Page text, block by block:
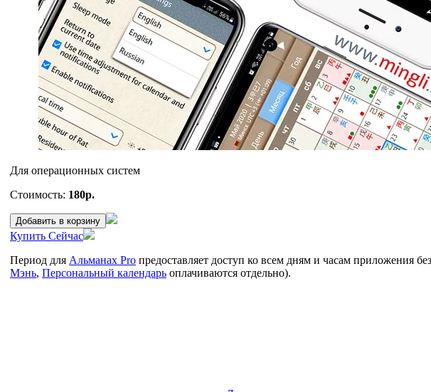
Для операционных систем
Стоимость: 180р.
Добавить в корзину
Купить Сейчас
Период для Альманах Pro предоставляет доступ ко всем дням и часам приложения
Мэнь, Персональный календарь оплачиваются отдельно).